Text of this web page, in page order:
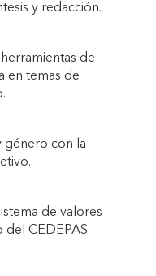
y redacción.
de
en temas de
género con la
de valores
CEDEPAS